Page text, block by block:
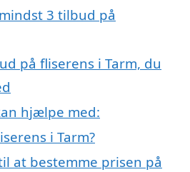
3 tilbud på
på fliserens i Tarm, du
hjælpe med:
i Tarm?
at bestemme prisen på